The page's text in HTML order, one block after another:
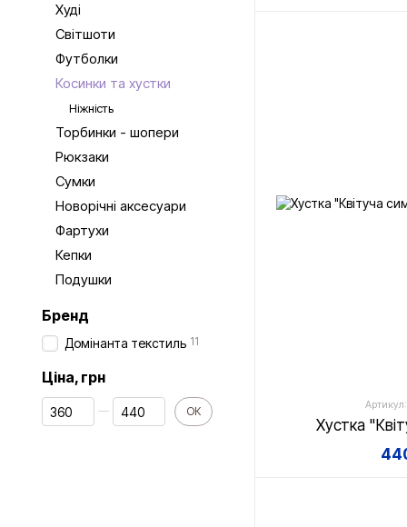
Хустка
Худі
Світшоти
Футболки
Косинки та хустки
Ніжність
Торбинки - шопери
Рюкзаки
Сумки
Новорічні аксесуари
Фартухи
Кепки
Подушки
Бренд
Домінанта текстиль 11
Ціна, грн
От Ціна, грн
До Ціна, грн ОК